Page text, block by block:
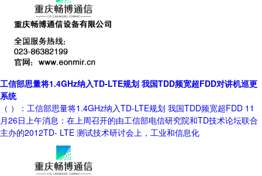
工信部思量将1.4GHz纳入TD-LTE规划 我国TDD频宽超FDD对讲机巡更
系统
（ ）：工信部思量将1.4GHz纳入TD-LTE规划 我国TDD频宽超FDD 11
月26日上午消息：在上周召开的由工信部电信研究院和TD技术论坛联合
主办的2012TD- LTE 测试技术研讨会上，工业和信息化